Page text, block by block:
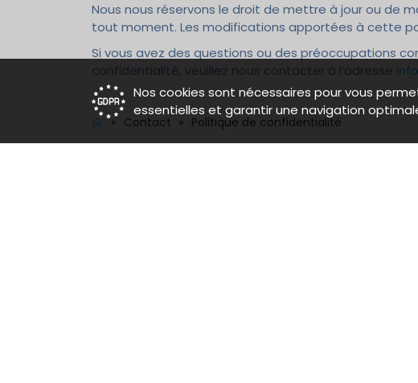
Nos cookies sont nécessaires pour vous
essentielles et garantir une navigation
Nous nous réservons le droit de mettre à jour ou de
tout moment. Les modifications apportées à cette
Si vous avez des questions ou des préoccupations
confidentialité, veuillez nous contacter à l’adresse
» Contact » Politique de confidentialité